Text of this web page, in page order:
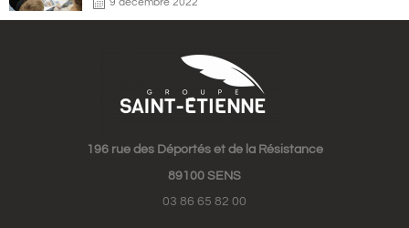
9 décembre 2022
196 rue des Déportés et de la Résistance
89100 SENS
03 86 65 82 00